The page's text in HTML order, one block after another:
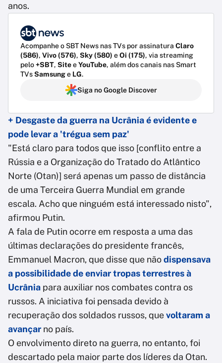
anos.
Acompanhe o SBT News nas TVs por assinatura Claro
(586), Vivo (576), Sky (580) eOi (175), via streaming
pelo+SBT, SiteeYouTube, além dos canais nas Smart
TVsSamsunge LG.
Siga no Google Discover
+ Desgaste da guerra na Ucrânia é evidente e
pode levar a 'trégua sem paz'
"Está claro para todos que isso [conflito entre a
Rússia e a Organização do Tratado do Atlântico
Norte (Otan)] será apenas um passo de distância
de uma Terceira Guerra Mundial em grande
escala. Acho que ninguém está interessado nisto",
afirmou Putin.
A fala de Putin ocorre em resposta a uma das
últimas declarações do presidente francês,
Emmanuel Macron, que disse que nãodispensava
a possibilidade de enviar tropas terrestres à
Ucrânia para auxiliar nos combates contra os
russos. A iniciativa foi pensada devido à
recuperação dos soldados russos, quevoltaram a
avançar no país.
O envolvimento direto na guerra, no entanto, foi
descartado pela maior parte dos líderes da Otan.